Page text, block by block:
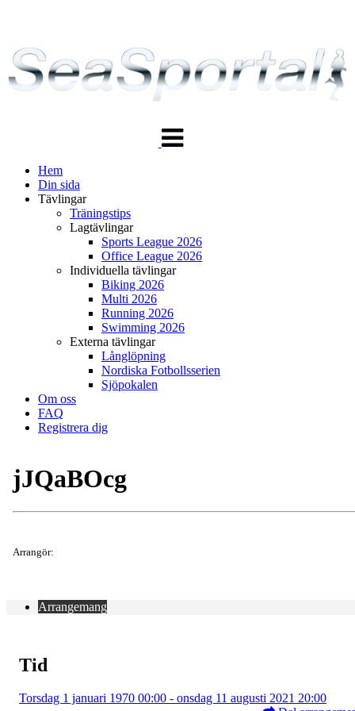
navigering
Hem
Din sida
Tävlingar
Träningstips
Lagtävlingar
Sports League 2026
Office League 2026
Individuella tävlingar
Biking 2026
Multi 2026
Running 2026
Swimming 2026
Externa tävlingar
Långlöpning
Nordiska Fotbollsserien
Sjöpokalen
Om oss
FAQ
Registrera dig
jJQaBOcg
Arrangör:
Arrangemang
Tid
Torsdag 1 januari 1970 00:00 - onsdag 11 augusti 2021 20:00